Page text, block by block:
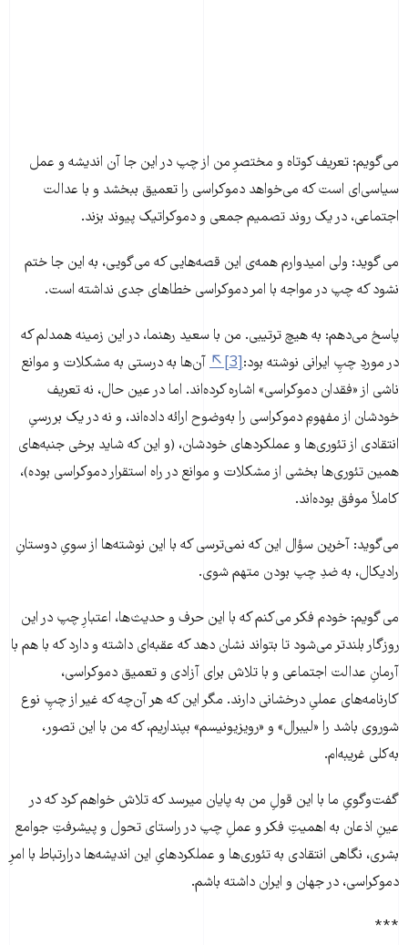
می‌گویم: تعریف کوتاه و مختصرِ من از چپ در این جا آن اندیشه و عمل
سیاسی‌ای است که می‌خواهد دموکراسی را تعمیق ببخشد و با عدالت
اجتماعی، در یک روند تصمیم جمعی و دموکراتیک پیوند بزند.
می گوید: ولی امیدوارم همه‌ی این قصه‌هایی که می‌گویی، به این جا ختم
نشود که چپ در مواجه با امر دموکراسی خطاهای جدی نداشته است.
پاسخ می‌دهم: به هیچ ترتیبی. من با سعید رهنما، در این زمینه همدلم که
در موردِ چپِ ایرانی نوشته بود:[3]
آن‌ها به درستی به مشکلات و موانع
ناشی از «فقدان دموکراسی» اشاره کرده‌اند. اما در عین حال، نه تعریف
خودشان از مفهومِ دموکراسی را به‌وضوح ارائه داده‌اند، و نه در یک بررسیِ
انتقادی از تئوری‌ها و عملکردهای خودشان، (و این که شاید برخی جنبه‌های
همین تئوری‌ها بخشی از مشکلات و موانع در راه استقرار دموکراسی بوده)،
کاملاً موفق بوده‌اند.
می‌گوید: آخرین سؤال این که نمی‌ترسی که با این نوشته‌ها از سویِ دوستانِ
رادیکال، به ضدِ چپ بودن متهم شوی.
می گویم: خودم فکر می‌کنم که با این حرف و حدیث‌ها، اعتبارِ چپ در این
روزگار بلندتر می‌شود تا بتواند نشان دهد که عقبه‌ای داشته و دارد که با هم با
آرمانِ عدالت اجتماعی و با تلاش برای آزادی و تعمیق دموکراسی،
کارنامه‌های عملیِ درخشانی دارند. مگر این که هر آن‌چه که غیر از چپِ نوع
شوروی باشد را «لیبرال» و «رویزیونیسم» بپنداریم، که من با این تصور،
به‌کلی غریبه‌ام.
گفت‌وگویِ ما با این قولِ من به پایان میرسد که تلاش خواهم کرد که در
عینِ اذعان به اهمیتِ فکر و عملِ چپ در راستای تحول و پیشرفتِ جوامع
بشری، نگاهی انتقادی به تئوری‌ها و عملکردهایِ این اندیشه‌ها درارتباط با امرِ
دموکراسی، در جهان و ایران داشته باشم.
***